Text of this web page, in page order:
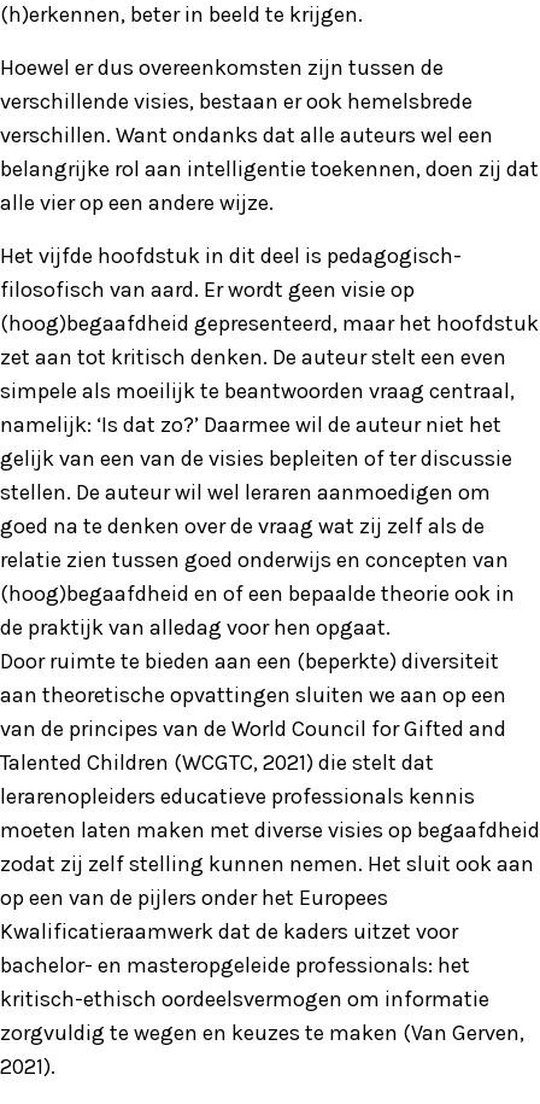
(h)erkennen, beter in beeld te krijgen.
Hoewel er dus overeenkomsten zijn tussen de
verschillende visies, bestaan er ook hemelsbrede
verschillen. Want ondanks dat alle auteurs wel een
belangrijke rol aan intelligentie toekennen, doen zij dat
alle vier op een andere wijze.
Het vijfde hoofdstuk in dit deel is pedagogisch-
filosofisch van aard. Er wordt geen visie op
(hoog)begaafdheid gepresenteerd, maar het hoofdstuk
zet aan tot kritisch denken. De auteur stelt een even
simpele als moeilijk te beantwoorden vraag centraal,
namelijk: ‘Is dat zo?’ Daarmee wil de auteur niet het
gelijk van een van de visies bepleiten of ter discussie
stellen. De auteur wil wel leraren aanmoedigen om
goed na te denken over de vraag wat zij zelf als de
relatie zien tussen goed onderwijs en concepten van
(hoog)begaafdheid en of een bepaalde theorie ook in
de praktijk van alledag voor hen opgaat.
Door ruimte te bieden aan een (beperkte) diversiteit
aan theoretische opvattingen sluiten we aan op een
van de principes van de World Council for Gifted and
Talented Children (WCGTC, 2021) die stelt dat
lerarenopleiders educatieve professionals kennis
moeten laten maken met diverse visies op begaafdheid
zodat zij zelf stelling kunnen nemen. Het sluit ook aan
op een van de pijlers onder het Europees
Kwalificatieraamwerk dat de kaders uitzet voor
bachelor- en masteropgeleide professionals: het
kritisch-ethisch oordeelsvermogen om informatie
zorgvuldig te wegen en keuzes te maken (Van Gerven,
2021).